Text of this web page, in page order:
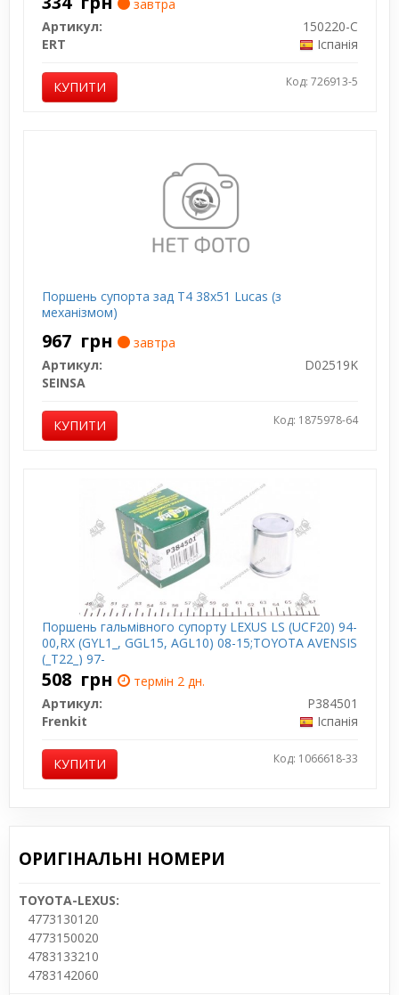
завтра
Артикул:
150220-C
ERT
Іспанія
КУПИТИ Код: 726913-5
Поршень супорта зад T4 38x51 Lucas (з
механізмом)
967 грн
завтра
Артикул:
D02519K
SEINSA
КУПИТИ Код: 1875978-64
Поршень гальмівного супорту LEXUS LS (UCF20) 94-
00,RX (GYL1_, GGL15, AGL10) 08-15;TOYOTA AVENSIS
(_T22_) 97-
508 грн
термін 2 дн.
Артикул:
P384501
Frenkit
Іспанія
КУПИТИ Код: 1066618-33
ОРИГІНАЛЬНІ НОМЕРИ
TOYOTA-LEXUS:
4773130120
4773150020
4783133210
4783142060